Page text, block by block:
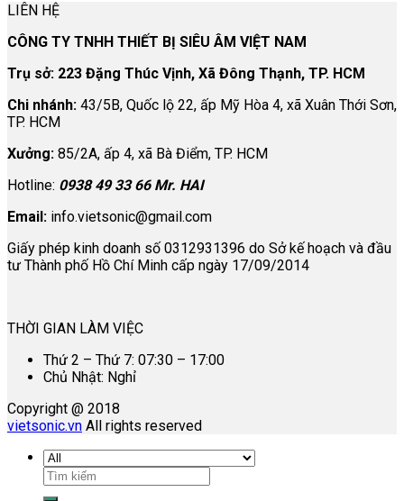
LIÊN HỆ
CÔNG TY TNHH THIẾT BỊ SIÊU ÂM VIỆT NAM
Trụ sở: 223 Đặng Thúc Vịnh, Xã Đông Thạnh, TP. HCM
Chi nhánh: 43/5B, Quốc lộ 22, ấp Mỹ Hòa 4, xã Xuân Thới Sơn,
TP. HCM
Xưởng: 85/2A, ấp 4, xã Bà Điểm, TP. HCM
Hotline: 0938 49 33 66 Mr. HAI
Email: info.vietsonic@gmail.com
Giấy phép kinh doanh số 0312931396 do Sở kế hoạch và đầu
tư Thành phố Hồ Chí Minh cấp ngày 17/09/2014
THỜI GIAN LÀM VIỆC
Thứ 2 – Thứ 7: 07:30 – 17:00
Chủ Nhật: Nghỉ
Copyright @ 2018
vietsonic.vn All rights reserved
Tìm
kiếm: